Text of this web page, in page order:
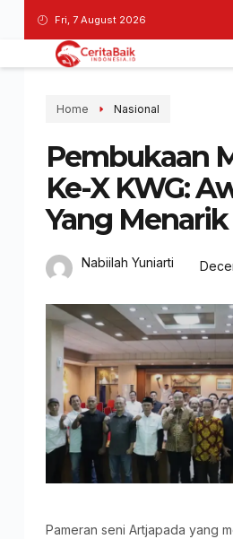
Fri, 7 August 2026
Home Nasional
Pembukaan
Ke-X KWG:
Yang Menarik
Nabiilah Yuniarti
Pameran seni Artjapada yang